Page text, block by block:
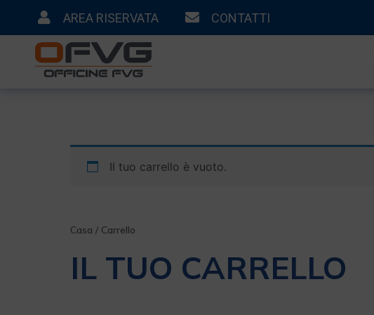
AREA RISERVATA CONTATTI
Il tuo carrello è vuoto.
Casa / Carrello
IL TUO CARRELLO